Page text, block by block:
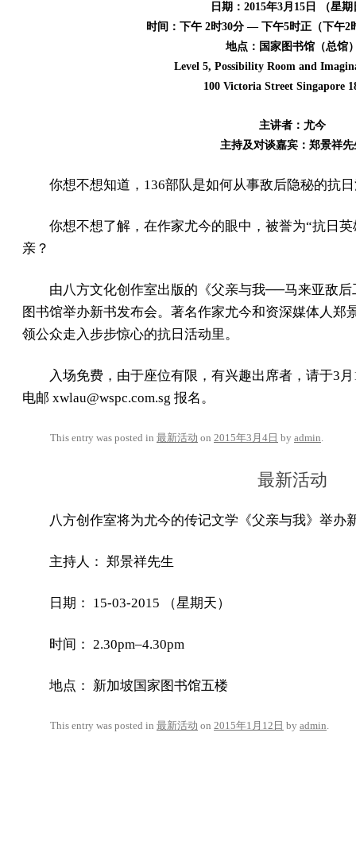
日期：2015年3月15日 （星期
时间：下午 2时30分 — 下午5时正（下午2
地点：国家图书馆（总馆
Level 5, Possibility Room and
100 Victoria Street Singapore
主讲者：尤今
主持及对谈嘉宾：郑景祥先
你想不想知道，136部队是如何从事敌后隐秘的抗
你想不想了解，在作家尤今的眼中，被誉为“抗日
亲？
由八方文化创作室出版的《父亲与我──马来亚敌
图书馆举办新书发布会。著名作家尤今和资深媒体人郑
领公众走入步步惊心的抗日活动里。
入场免费，由于座位有限，有兴趣出席者，请于3
电邮 xwlau@wspc.com.sg 报名。
This entry was posted in 最新活动 on 2015年3月4日 by admin.
最新活动
八方创作室将为尤今的传记文学《父亲与我》举办
主持人： 郑景祥先生
日期： 15-03-2015 （星期天）
时间： 2.30pm–4.30pm
地点： 新加坡国家图书馆五楼
This entry was posted in 最新活动 on 2015年1月12日 by admin.